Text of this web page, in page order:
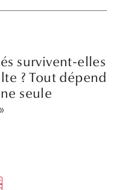
survivent-elles
? Tout dépend
seule